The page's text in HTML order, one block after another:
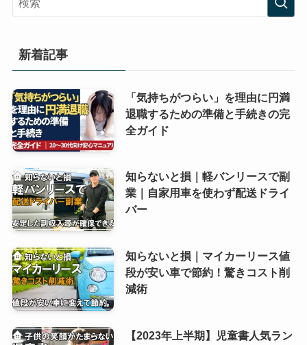
新着記事
「気持ちがつらい」を理由に円満
退職するための準備と手続きの完
全ガイド
知らないと損｜軽バンリースで副
業｜自家用車を使わず配送ドライ
バー
知らないと損｜マイカーリース値
段が安い車で節約！驚きコスト削
減術
【2023年上半期】児童書人気ラン